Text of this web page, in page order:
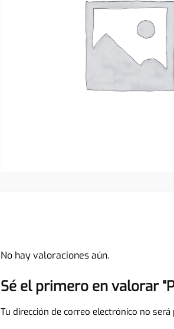
No hay valoraciones aún.
Sé el primero en valorar
Tu dirección de correo electrónico no será